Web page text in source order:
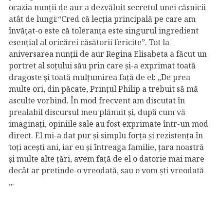
ocazia nunții de aur a dezvăluit secretul unei căsnicii
atât de lungi:“Cred că lecția principală pe care am
învățat-o este că toleranța este singurul ingredient
esențial al oricărei căsătorii fericite”. Tot la
aniversarea nunții de aur Regina Elisabeta a făcut un
portret al soțului său prin care și-a exprimat toată
dragoste și toată mulțumirea față de el: „De prea
multe ori, din păcate, Prințul Philip a trebuit să mă
asculte vorbind. În mod frecvent am discutat în
prealabil discursul meu plănuit și, după cum vă
imaginați, opiniile sale au fost exprimate într-un mod
direct. El mi-a dat pur și simplu forța și rezistența în
toți acești ani, iar eu și întreaga familie, țara noastră
și multe alte țări, avem față de el o datorie mai mare
decât ar pretinde-o vreodată, sau o vom ști vreodată
„.